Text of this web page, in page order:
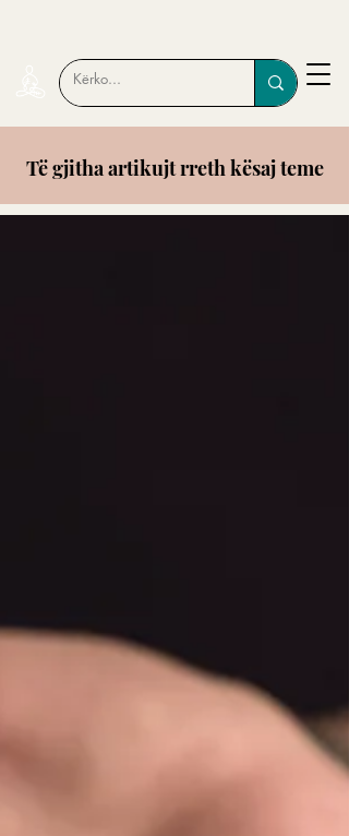
Të gjitha artikujt rreth kësaj teme